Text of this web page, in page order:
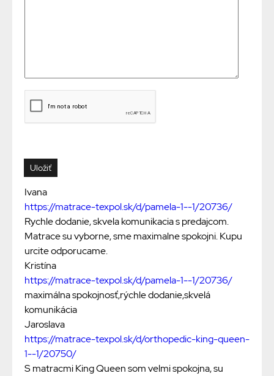
Ivana
https://matrace-texpol.sk/d/pamela-1--1/20736/
Rychle dodanie, skvela komunikacia s predajcom.
Matrace su vyborne, sme maximalne spokojni. Kupu
urcite odporucame.
Kristína
https://matrace-texpol.sk/d/pamela-1--1/20736/
maximálna spokojnosť,rýchle dodanie,skvelá
komunikácia
Jaroslava
https://matrace-texpol.sk/d/orthopedic-king-queen-
1--1/20750/
S matracmi King Queen som velmi spokojna, su